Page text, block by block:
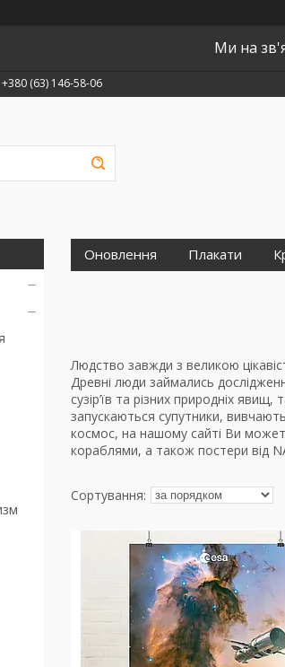
Ми на
+380 (63) 146-58-06
Оновлення Плакати
Людство завжди з великою
Древні люди займались
сузір’їв та різних природніх
запускаються супутники,
космос, на нашому сайті Ви
кораблями, а також постери від